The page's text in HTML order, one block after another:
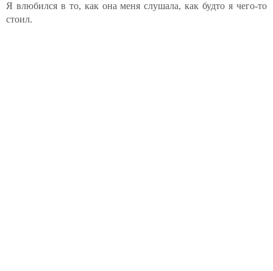
Я влюбился в то, как она меня слушала, как будто я чего-то
стоил.